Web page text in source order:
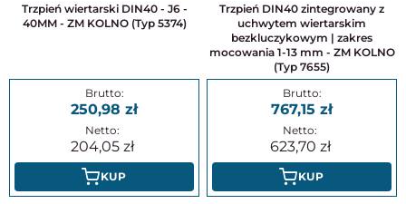
Trzpień wiertarski DIN40 - J6 -
40MM - ZM KOLNO (Typ 5374)
250,98
204,05
KUP
Trzpień DIN40 zintegrowany z
uchwytem wiertarskim
bezkluczykowym | zakres
mocowania 1-13 mm - ZM KOLNO
(Typ 7655)
767,15
623,70
KUP